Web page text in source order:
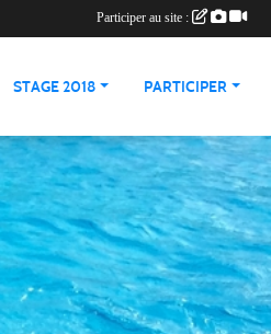
STAGE 2018 PARTICIPER
Participer au site :